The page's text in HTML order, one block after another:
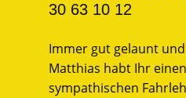
30 63 10 12
Immer gut gelaunt
Matthias habt Ihr
sympathischen